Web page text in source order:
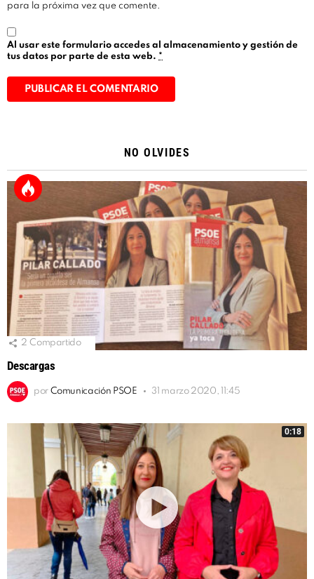
para la próxima vez que comente.
Al usar este formulario accedes al almacenamiento y gestión de
tus datos por parte de esta web. *
NO OLVIDES
2 Compartido
Descargas
por Comunicación PSOE 31 marzo 2020, 11:45
0:18